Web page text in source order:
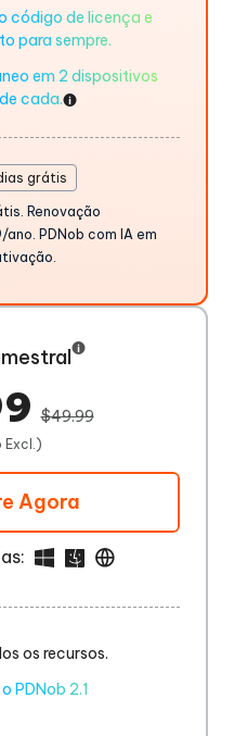
$49.99
Excl.)
Agora
os recursos.
PDNob 2.1
código de licença e
para sempre.
em 2 dispositivos
cada.
grátis
Renovação
PDNob com IA em